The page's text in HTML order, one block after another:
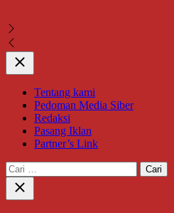
Close
Tentang kami
Pedoman Media Siber
Redaksi
Pasang Iklan
Partner’s Link
Cari
untuk:
Close
search